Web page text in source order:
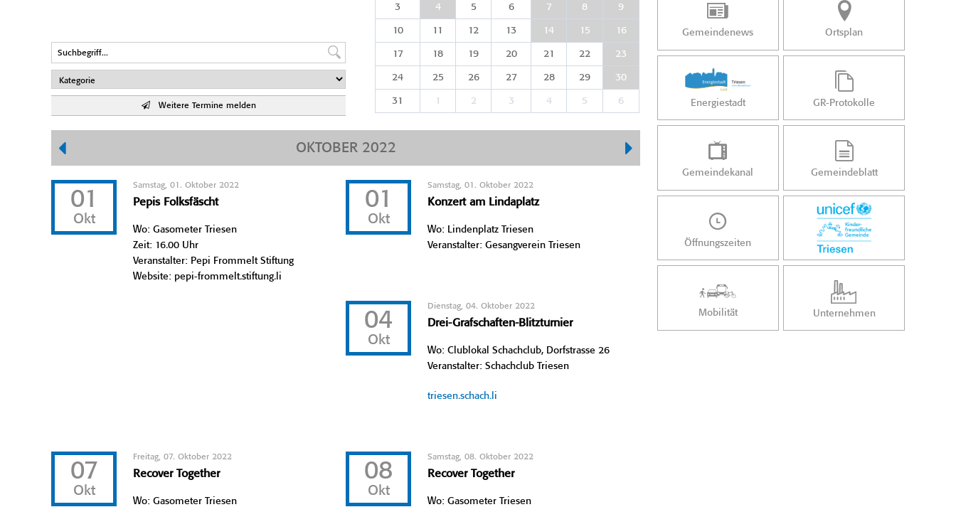
Weitere Termine melden
3 4 5 6 7 8 9
10 11 12 13 14 15 16
17 18 19 20 21 22 23
24 25 26 27 28 29 30
31 1 2 3 4 5 6
OKTOBER 2022
01
Okt
Samstag, 01. Oktober 2022
Pepis Folksfäscht
Wo: Gasometer Triesen
Zeit: 16.00 Uhr
Veranstalter: Pepi Frommelt Stiftung
Website: pepi-frommelt.stiftung.li
01
Okt
Samstag, 01. Oktober 2022
Konzert am Lindaplatz
Wo: Lindenplatz Triesen
Veranstalter: Gesangverein Triesen
04
Okt
Dienstag, 04. Oktober 2022
Drei-Grafschaften-Blitzturnier
Wo: Clublokal Schachclub, Dorfstrasse 26
Veranstalter: Schachclub Triesen
triesen.schach.li
07
Okt
Freitag, 07. Oktober 2022
Recover Together
Wo: Gasometer Triesen
08
Okt
Samstag, 08. Oktober 2022
Recover Together
Wo: Gasometer Triesen
Gemeindenews Ortsplan
Energiestadt GR-Protokolle
Gemeindekanal Gemeindeblatt
Öffnungszeiten
Mobilität Unternehmen